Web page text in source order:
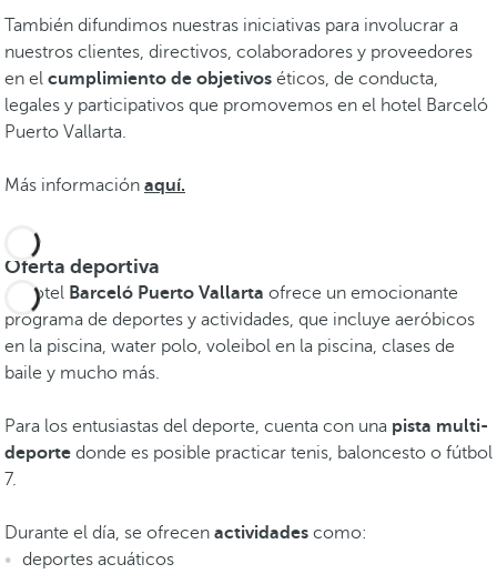
También difundimos nuestras iniciativas para involucrar a
nuestros clientes, directivos, colaboradores y proveedores
en el cumplimiento de objetivos éticos, de conducta,
legales y participativos que promovemos en el hotel Barceló
Puerto Vallarta.
Más información aquí.
Oferta deportiva
El hotel Barceló Puerto Vallarta ofrece un emocionante
programa de deportes y actividades, que incluye aeróbicos
en la piscina, water polo, voleibol en la piscina, clases de
baile y mucho más.
Para los entusiastas del deporte, cuenta con una pista multi-
deporte donde es posible practicar tenis, baloncesto o fútbol
7.
Durante el día, se ofrecen actividades como:
deportes acuáticos